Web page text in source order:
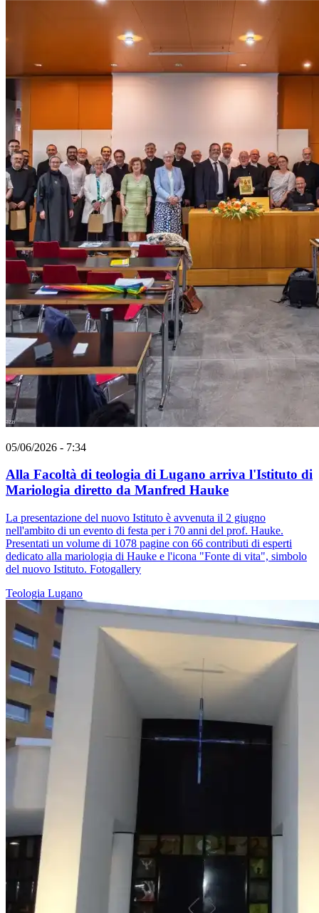
05/06/2026 - 7:34
Alla Facoltà di teologia di Lugano arriva l'Istituto di
Mariologia diretto da Manfred Hauke
La presentazione del nuovo Istituto è avvenuta il 2 giugno
nell'ambito di un evento di festa per i 70 anni del prof. Hauke.
Presentati un volume di 1078 pagine con 66 contributi di esperti
dedicato alla mariologia di Hauke e l'icona "Fonte di vita", simbolo
del nuovo Istituto. Fotogallery
Teologia Lugano